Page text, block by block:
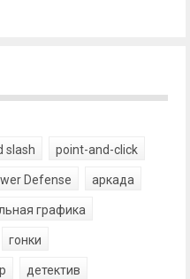
slash point-and-click
Defense аркада
графика
гонки
детектив